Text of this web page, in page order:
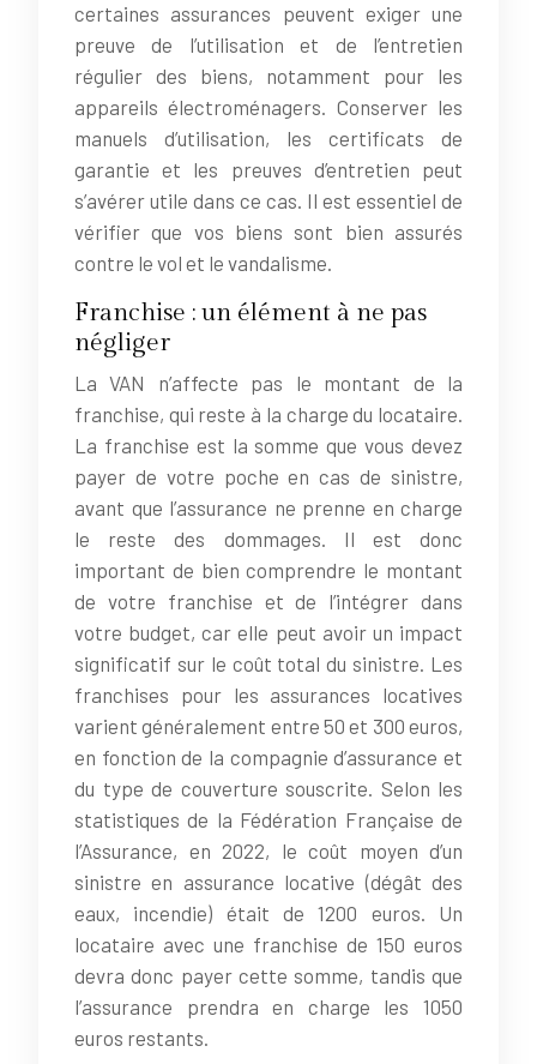
certaines assurances peuvent exiger une
preuve de l’utilisation et de l’entretien
régulier des biens, notamment pour les
appareils électroménagers. Conserver les
manuels d’utilisation, les certificats de
garantie et les preuves d’entretien peut
s’avérer utile dans ce cas. Il est essentiel de
vérifier que vos biens sont bien assurés
contre le vol et le vandalisme.
Franchise : un élément à ne pas
négliger
La VAN n’affecte pas le montant de la
franchise, qui reste à la charge du locataire.
La franchise est la somme que vous devez
payer de votre poche en cas de sinistre,
avant que l’assurance ne prenne en charge
le reste des dommages. Il est donc
important de bien comprendre le montant
de votre franchise et de l’intégrer dans
votre budget, car elle peut avoir un impact
significatif sur le coût total du sinistre. Les
franchises pour les assurances locatives
varient généralement entre 50 et 300 euros,
en fonction de la compagnie d’assurance et
du type de couverture souscrite. Selon les
statistiques de la Fédération Française de
l’Assurance, en 2022, le coût moyen d’un
sinistre en assurance locative (dégât des
eaux, incendie) était de 1200 euros. Un
locataire avec une franchise de 150 euros
devra donc payer cette somme, tandis que
l’assurance prendra en charge les 1050
euros restants.